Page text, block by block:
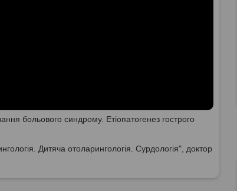
больового синдрому. Етіопатогенез гострого
Дитяча отоларингологія. Сурдологія", доктор